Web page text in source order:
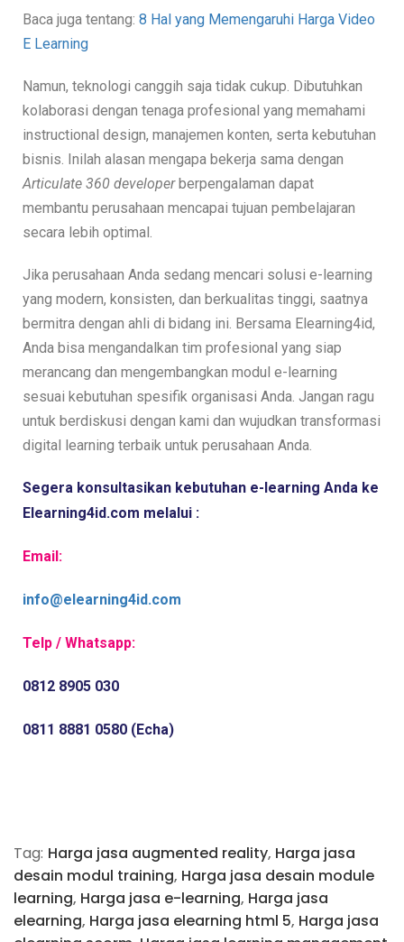
Baca juga tentang: 8 Hal yang Memengaruhi Harga Video
E Learning
Namun, teknologi canggih saja tidak cukup. Dibutuhkan
kolaborasi dengan tenaga profesional yang memahami
instructional design, manajemen konten, serta kebutuhan
bisnis. Inilah alasan mengapa bekerja sama dengan
Articulate 360 developerberpengalaman dapat
membantu perusahaan mencapai tujuan pembelajaran
secara lebih optimal.
Jika perusahaan Anda sedang mencari solusi e-learning
yang modern, konsisten, dan berkualitas tinggi, saatnya
bermitra dengan ahli di bidang ini. Bersama Elearning4id,
Anda bisa mengandalkan tim profesional yang siap
merancang dan mengembangkan modul e-learning
sesuai kebutuhan spesifik organisasi Anda. Jangan ragu
untuk berdiskusi dengan kami dan wujudkan transformasi
digital learning terbaik untuk perusahaan Anda.
Segera konsultasikan kebutuhan e-learning Anda ke
Elearning4id.com melalui :
Email:
info@elearning4id.com
Telp / Whatsapp:
0812 8905 030
0811 8881 0580 (Echa)
Tag: Harga jasa augmented reality, Harga jasa
desain modul training, Harga jasa desain module
learning, Harga jasa e-learning, Harga jasa
elearning, Harga jasa elearning html 5, Harga jasa